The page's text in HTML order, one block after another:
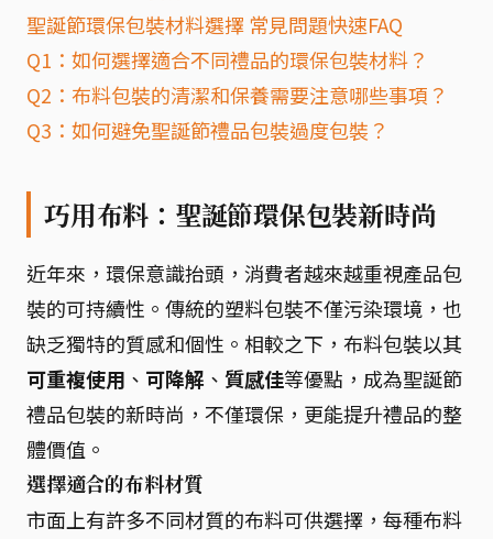
聖誕節環保包裝材料選擇 常見問題快速FAQ
Q1：如何選擇適合不同禮品的環保包裝材料？
Q2：布料包裝的清潔和保養需要注意哪些事項？
Q3：如何避免聖誕節禮品包裝過度包裝？
巧用布料：聖誕節環保包裝新時尚
近年來，環保意識抬頭，消費者越來越重視產品包
裝的可持續性。傳統的塑料包裝不僅污染環境，也
缺乏獨特的質感和個性。相較之下，布料包裝以其
可重複使用 、 可降解 、 質感佳等優點，成為聖誕節
禮品包裝的新時尚，不僅環保，更能提升禮品的整
體價值。
選擇適合的布料材質
市面上有許多不同材質的布料可供選擇，每種布料